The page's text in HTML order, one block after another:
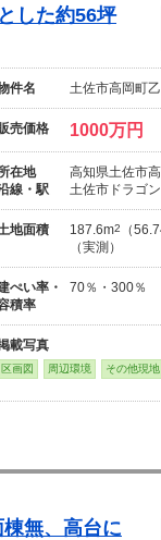
した約56坪
件名 土佐市高岡町
売価格 1000万円
在地
高知県土佐市
線・駅
土佐市ドラゴ
地面積 187.6m2
（
（実測）
ぺい率・
積率
70％・300％
載写真
区画図 周辺環境 その他現地
無、高台に